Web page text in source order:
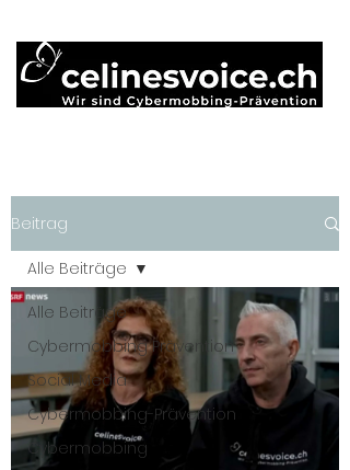
Beitrag
Alle Beiträge
Cybermobbing Prävention
Social Media
Cybermobbing-Prävention
Cybermobbing
Alle Beiträge